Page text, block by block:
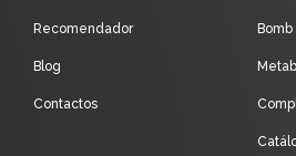
Recomendador
Blog
Contactos
Bomb